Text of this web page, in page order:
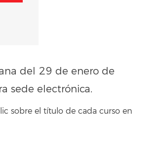
del 29 de enero de
sede electrónica.
sobre el título de cada curso en